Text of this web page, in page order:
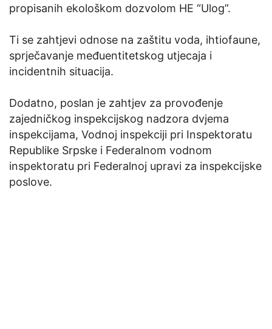
propisanih ekološkom dozvolom HE “Ulog”.
Ti se zahtjevi odnose na zaštitu voda, ihtiofaune,
sprječavanje međuentitetskog utjecaja i
incidentnih situacija.
Dodatno, poslan je zahtjev za provođenje
zajedničkog inspekcijskog nadzora dvjema
inspekcijama, Vodnoj inspekciji pri Inspektoratu
Republike Srpske i Federalnom vodnom
inspektoratu pri Federalnoj upravi za inspekcijske
poslove.